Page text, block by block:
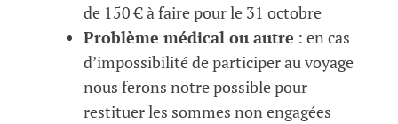
de 150 € à faire pour le 31 octobre
Problème médical ou autre : en cas
d’impossibilité de participer au voyage
nous ferons notre possible pour
restituer les sommes non engagées